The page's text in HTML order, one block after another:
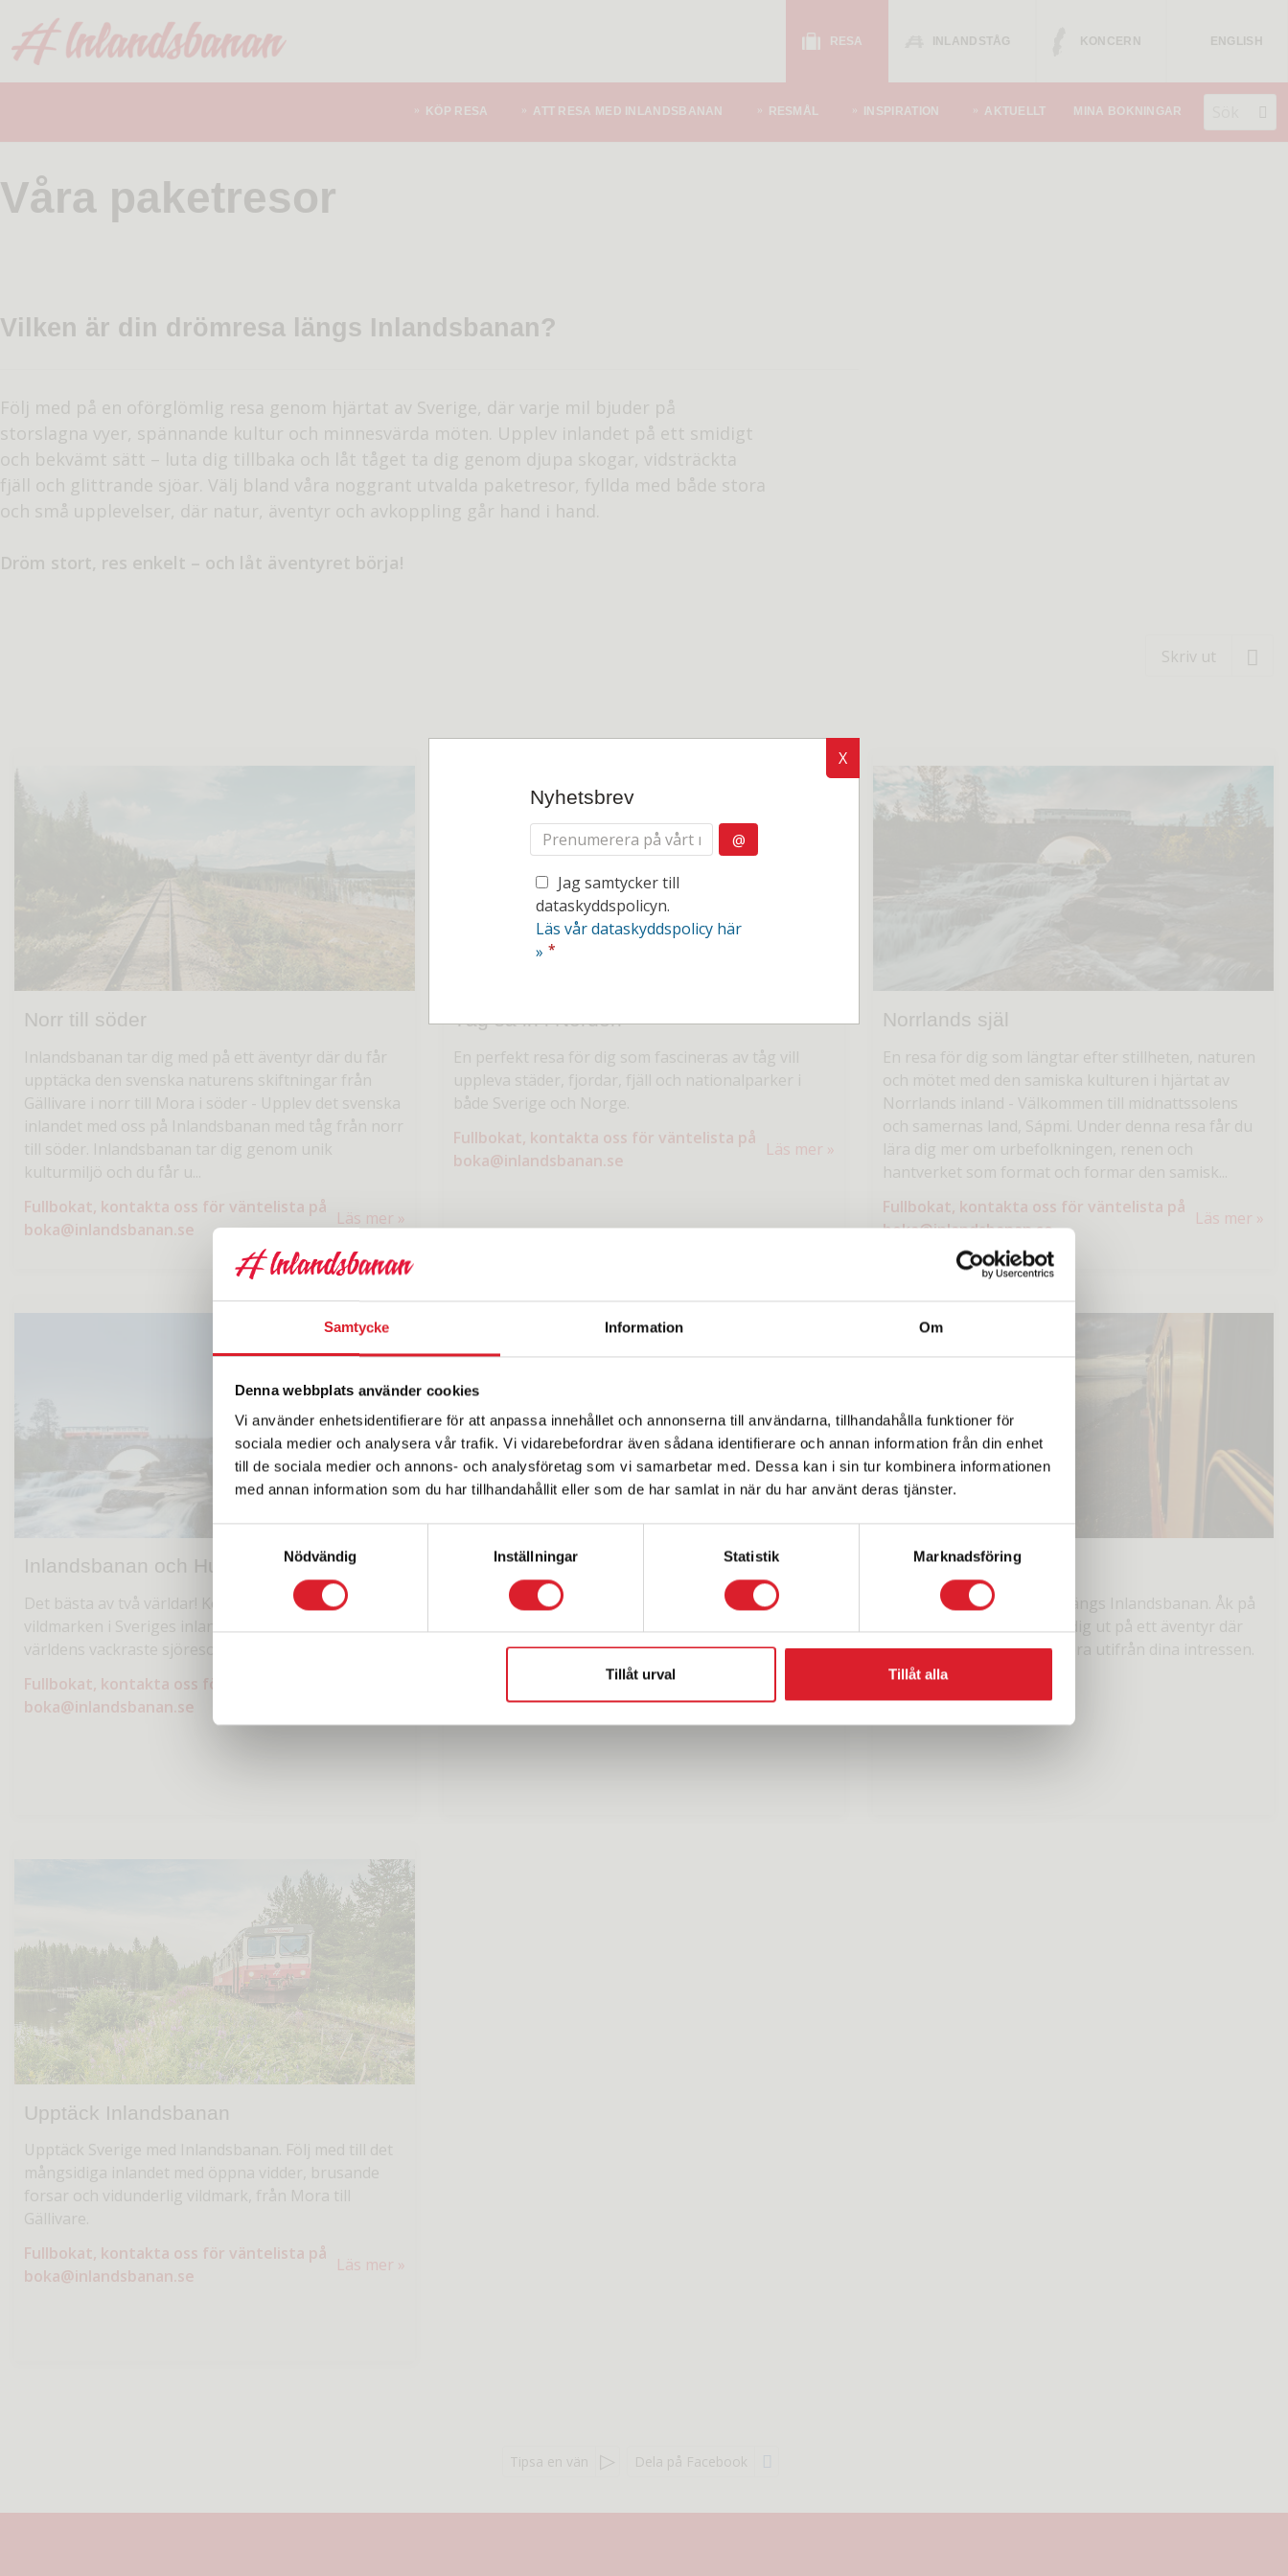
Samtycke Information Om
Denna webbplats använder cookies
Vi använder enhetsidentifierare för att anpassa innehållet och annonserna till användarna, tillhandahålla funktioner för
sociala medier och analysera vår trafik. Vi vidarebefordrar även sådana identifierare och annan information från din enhet
till de sociala medier och annons- och analysföretag som vi samarbetar med. Dessa kan i sin tur kombinera informationen
med annan information som du har tillhandahållit eller som de har samlat in när du har använt deras tjänster.
Nödvändig
Inställningar Statistik Marknadsföring
Tillåt urval Tillåt alla
RESA INLANDSTÅG KONCERN ENGLISH
KÖP RESA ATT RESA MED INLANDSBANAN RESMÅL INSPIRATION AKTUELLT MINA BOKNINGAR
Våra paketresor
Vilken är din drömresa längs Inlandsbanan?
Följ med på en oförglömlig resa genom hjärtat av Sverige, där varje mil bjuder på
storslagna vyer, spännande kultur och minnesvärda möten. Upplev inlandet på ett smidigt
och bekvämt sätt – luta dig tillbaka och låt tåget ta dig genom djupa skogar, vidsträckta
fjäll och glittrande sjöar. Välj bland våra noggrant utvalda paketresor, fyllda med både stora
och små upplevelser, där natur, äventyr och avkoppling går hand i hand.
Dröm stort, res enkelt – och låt äventyret börja!
Skriv ut
Norr till söder
Inlandsbanan tar dig med på ett äventyr där du får
upptäcka den svenska naturens skiftningar från
Gällivare i norr till Mora i söder - Upplev det svenska
inlandet med oss på Inlandsbanan med tåg från norr
till söder. Inlandsbanan tar dig genom unik
kulturmiljö och du får u...
Fullbokat, kontakta oss för väntelista på
boka@inlandsbanan.se
Läs mer
Tåg så in i Norden
En perfekt resa för dig som fascineras av tåg vill
uppleva städer, fjordar, fjäll och nationalparker i
både Sverige och Norge.
Fullbokat, kontakta oss för väntelista på
boka@inlandsbanan.se
Läs mer
Norrlands själ
En resa för dig som längtar efter stillheten, naturen
och mötet med den samiska kulturen i hjärtat av
Norrlands inland - Välkommen till midnattssolens
och samernas land, Sápmi. Under denna resa får du
lära dig mer om urbefolkningen, renen och
hantverket som format och formar den samisk...
Fullbokat, kontakta oss för väntelista på
boka@inlandsbanan.se
Läs mer
Inlandsbanan och Hurtigruten
Det bästa av två världar! Kombinera den svenska
vildmarken i Sveriges inland med Hurtigruten - en av
världens vackraste sjöresor
Fullbokat, kontakta oss för väntelista på
boka@inlandsbanan.se
Familjekul fjäll och historieland Jamtli
Inlandsbanan tar med er på en upptäcktsfärd för
liten och stor från Mora till Östersund tur och retur.
boka@inlandsbanan.se
Egna favoriter
Skräddarsy din drömresa längs Inlandsbanan. Åk på
din drömsemester och ge dig ut på ett äventyr där
du själv väljer vad du vill göra utifrån dina intressen.
Läs mer
Upptäck Inlandsbanan
Upptäck Sverige med Inlandsbanan. Följ med till det
mångsidiga inlandet med öppna vidder, brusande
forsar och vidunderlig vildmark, från Mora till
Gällivare.
Fullbokat, kontakta oss för väntelista på
boka@inlandsbanan.se
Läs mer
Tipsa en vän Dela på Facebook
Nyhetsbrev
Jag samtycker till
dataskyddspolicyn.
Läs vår dataskyddspolicy här
» *
X